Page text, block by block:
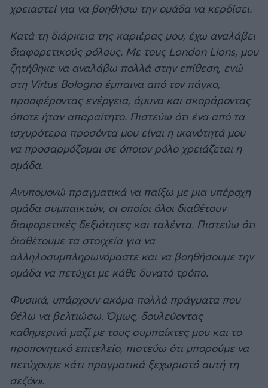
χρειαστεί για να βοηθήσω την ομάδα να κερδίσει.
Κατά τη διάρκεια της καριέρας μου, έχω αναλάβει
διαφορετικούς ρόλους. Με τους London Lions, μου
ζητήθηκε να αναλάβω πολλά στην επίθεση, ενώ
στη Virtus Bologna έμπαινα από τον πάγκο,
προσφέροντας ενέργεια, άμυνα και σκοράροντας
όποτε ήταν απαραίτητο. Πιστεύω ότι ένα από τα
ισχυρότερα προσόντα μου είναι η ικανότητά μου
να προσαρμόζομαι σε όποιον ρόλο χρειάζεται η
ομάδα.
Ανυπομονώ πραγματικά να παίξω με μια υπέροχη
ομάδα συμπαικτών, οι οποίοι όλοι διαθέτουν
διαφορετικές δεξιότητες και ταλέντα. Πιστεύω ότι
διαθέτουμε τα στοιχεία για να
αλληλοσυμπληρωνόμαστε και να βοηθήσουμε την
ομάδα να πετύχει με κάθε δυνατό τρόπο.
Φυσικά, υπάρχουν ακόμα πολλά πράγματα που
θέλω να βελτιώσω. Όμως, δουλεύοντας
καθημερινά μαζί με τους συμπαίκτες μου και το
προπονητικό επιτελείο, πιστεύω ότι μπορούμε να
πετύχουμε κάτι πραγματικά ξεχωριστό αυτή τη
σεζόν».